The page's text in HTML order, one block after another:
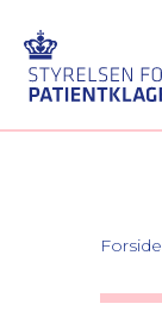
Forside